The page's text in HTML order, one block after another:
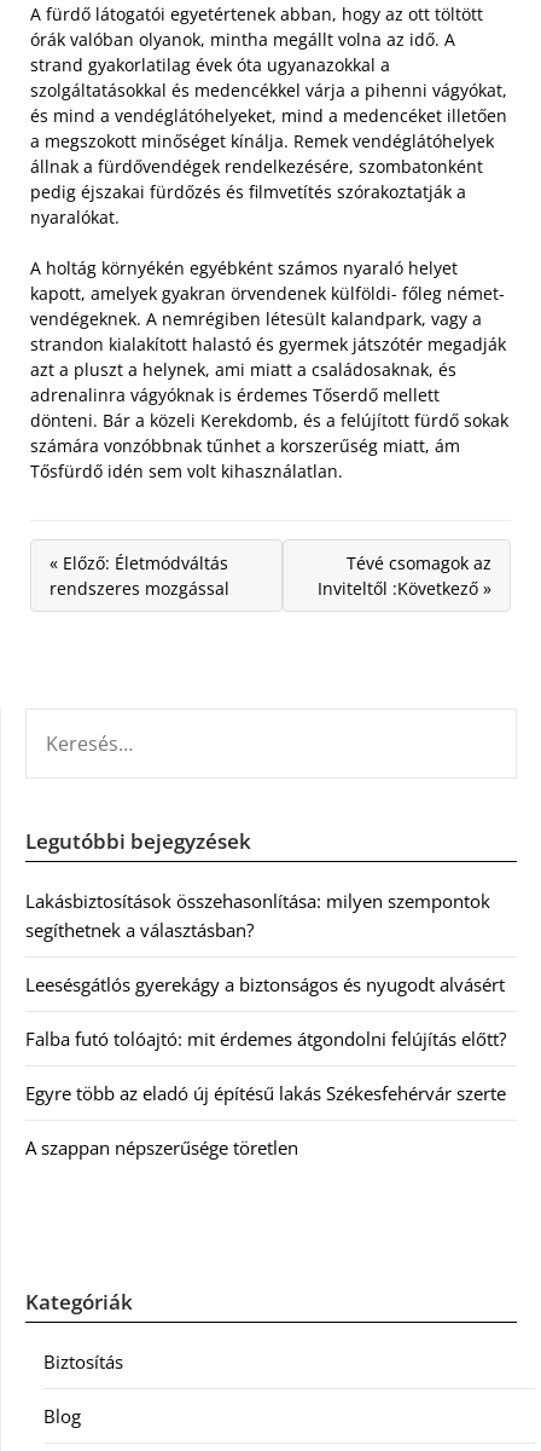
A fürdő látogatói egyetértenek abban, hogy az ott töltött
órák valóban olyanok, mintha megállt volna az idő. A
strand gyakorlatilag évek óta ugyanazokkal a
szolgáltatásokkal és medencékkel várja a pihenni vágyókat,
és mind a vendéglátóhelyeket, mind a medencéket illetően
a megszokott minőséget kínálja. Remek vendéglátóhelyek
állnak a fürdővendégek rendelkezésére, szombatonként
pedig éjszakai fürdőzés és filmvetítés szórakoztatják a
nyaralókat.
A holtág környékén egyébként számos nyaraló helyet
kapott, amelyek gyakran örvendenek külföldi- főleg német-
vendégeknek. A nemrégiben létesült kalandpark, vagy a
strandon kialakított halastó és gyermek játszótér megadják
azt a pluszt a helynek, ami miatt a családosaknak, és
adrenalinra vágyóknak is érdemes Tőserdő mellett
dönteni. Bár a közeli Kerekdomb, és a felújított fürdő sokak
számára vonzóbbnak tűnhet a korszerűség miatt, ám
Tősfürdő idén sem volt kihasználatlan.
« Előző: Életmódváltás
rendszeres mozgással
Tévé csomagok az
Inviteltől :Következő »
Legutóbbi bejegyzések
Lakásbiztosítások összehasonlítása: milyen szempontok
segíthetnek a választásban?
Leesésgátlós gyerekágy a biztonságos és nyugodt alvásért
Falba futó tolóajtó: mit érdemes átgondolni felújítás előtt?
Egyre több az eladó új építésű lakás Székesfehérvár szerte
A szappan népszerűsége töretlen
Kategóriák
Biztosítás
Blog